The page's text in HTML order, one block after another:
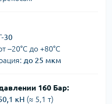
30
–20°C до +80°C
до 25 мкм
160 Бар:
кН (≈ 5,1 т)